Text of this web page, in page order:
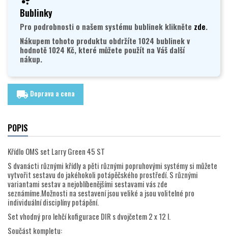
Bublinky
Pro podrobnosti o našem systému bublinek klikněte zde.
Nákupem tohoto produktu obdržíte 1024 bublinek v
hodnotě 1024 Kč, které můžete použít na Váš další
nákup.
local_shipping Doprava a cena
POPIS
Křídlo OMS set Larry Green 45 ST
S dvanácti různými křídly a pěti různými popruhovými systémy si můžete
vytvořit sestavu do jakéhokoli potápěčského prostředí. S různými
variantami sestav a nejoblíbenějšími sestavami vás zde
seznámíme.Možnosti na sestavení jsou veliké a jsou volitelné pro
individuální disciplíny potápění.
Set vhodný pro lehčí kofigurace DIR s dvojčetem 2 x 12 l.
Součást kompletu: